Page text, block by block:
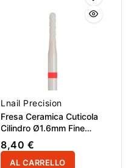
Lnail Precision
Fresa Ceramica Cuticola
Cilindro Ø1.6mm Fine
Taglio Incrociato LL
7.5mm
8,40 €
AL CARRELLO